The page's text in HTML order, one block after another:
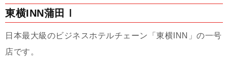
東横INN蒲田Ⅰ
日本最大級のビジネスホテルチェーン「東横INN」の一号
店です。